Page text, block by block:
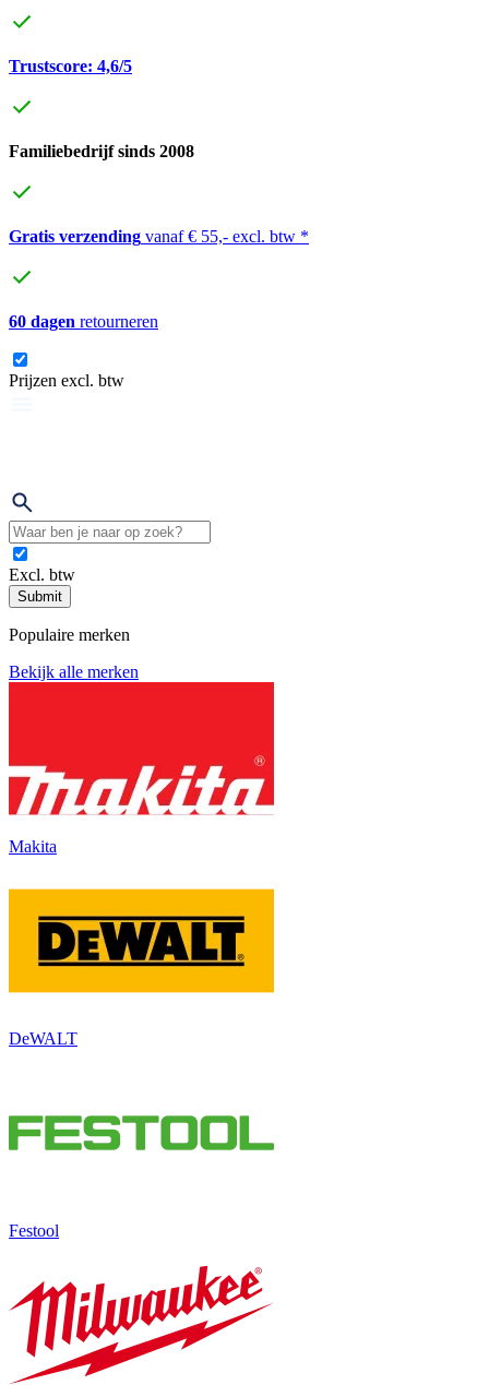
Trustscore: 4,6/5
Familiebedrijf sinds 2008
Gratis verzending vanaf € 55,- excl. btw *
60 dagen retourneren
Prijzen excl. btw
Excl. btw
Submit
Populaire merken
Bekijk alle merken
Makita
DeWALT
Festool